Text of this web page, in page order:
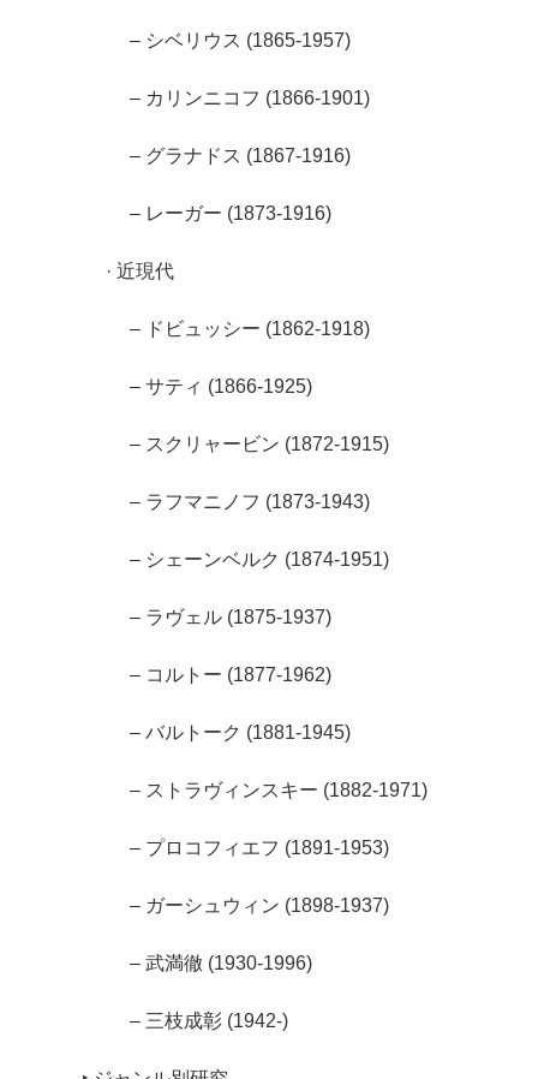
– シベリウス (1865-1957)
– カリンニコフ (1866-1901)
– グラナドス (1867-1916)
– レーガー (1873-1916)
· 近現代
– ドビュッシー (1862-1918)
– サティ (1866-1925)
– スクリャービン (1872-1915)
– ラフマニノフ (1873-1943)
– シェーンベルク (1874-1951)
– ラヴェル (1875-1937)
– コルトー (1877-1962)
– バルトーク (1881-1945)
– ストラヴィンスキー (1882-1971)
– プロコフィエフ (1891-1953)
– ガーシュウィン (1898-1937)
– 武満徹 (1930-1996)
– 三枝成彰 (1942-)